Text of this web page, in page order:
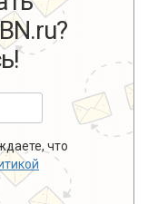
что